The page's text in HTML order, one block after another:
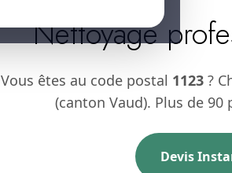
Nettoyage
Vous êtes au code postal 1123?
(canton Vaud). Plus de
Devis